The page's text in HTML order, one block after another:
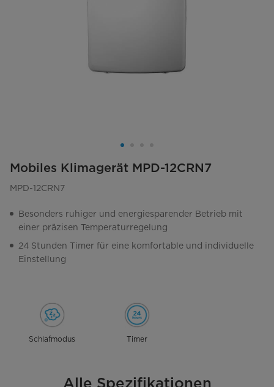
Mobiles Klimagerät MPD-12CRN7
MPD-12CRN7
Besonders ruhiger und energiesparender Betrieb mit
einer präzisen Temperaturregelung
24 Stunden Timer für eine komfortable und individuelle
Einstellung
Schlafmodus Timer
Alle Spezifikationen